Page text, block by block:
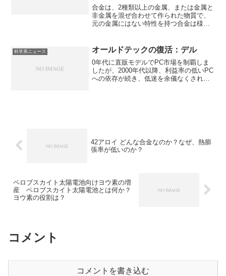
は何か？
合金は、2種類以上の金属、または金属と
非金属を混ぜ合わせて作られた物質で、
元の金属にはない特性を持つ合金は様々
ンを添加した合金鋼で、特に高温時の焼
き戻し脆性を防ぐ点が特長です。焼き戻
し脆性とは何か、モリブデンでなぜ防ぐ
ことができるのかを知ることができま
す。
科学系ニュース オールドテックの復活：デル
0年代に直販モデルでPC市場を制覇しま
したが、2000年代以降、利益率の低いPC
への依存が続き、低迷を余儀なくされま
42アロイ どんな合金なのか？なぜ、熱膨
張率が低いのか？
ペロブスカイト太陽電池向けヨウ素の増
産 ペロブスカイト太陽電池とは何か？
ヨウ素の役割は？
コメント
コメントを書き込む